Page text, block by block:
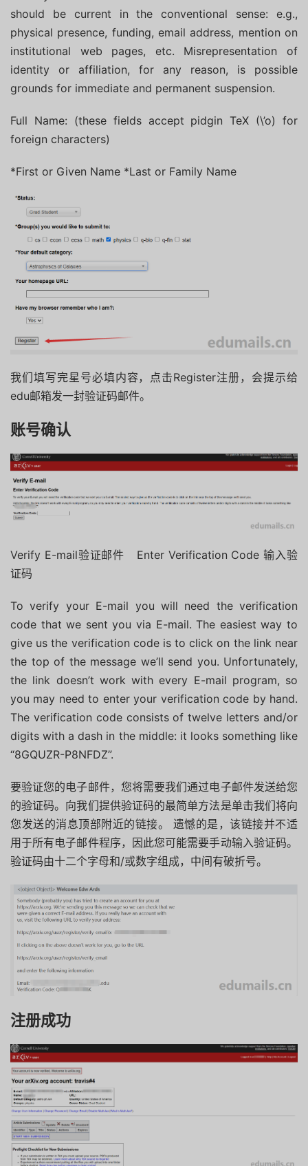
should be current in the conventional sense: e.g.,
physical presence, funding, email address, mention on
institutional web pages, etc. Misrepresentation of
identity or affiliation, for any reason, is possible
grounds for immediate and permanent suspension.
Full Name: (these fields accept pidgin TeX (\’o) for
foreign characters)
*First or Given Name *Last or Family Name
我们填写完星号必填内容，点击Register注册，会提示给
edu邮箱发一封验证码邮件。
账号确认
Verify E-mail验证邮件 Enter Verification Code 输入验
证码
To verify your E-mail you will need the verification
code that we sent you via E-mail. The easiest way to
give us the verification code is to click on the link near
the top of the message we’ll send you. Unfortunately,
the link doesn’t work with every E-mail program, so
you may need to enter your verification code by hand.
The verification code consists of twelve letters and/or
digits with a dash in the middle: it looks something like
“8GQUZR-P8NFDZ”.
要验证您的电子邮件，您将需要我们通过电子邮件发送给您
的验证码。向我们提供验证码的最简单方法是单击我们将向
您发送的消息顶部附近的链接。 遗憾的是，该链接并不适
用于所有电子邮件程序，因此您可能需要手动输入验证码。
验证码由十二个字母和/或数字组成，中间有破折号。
注册成功